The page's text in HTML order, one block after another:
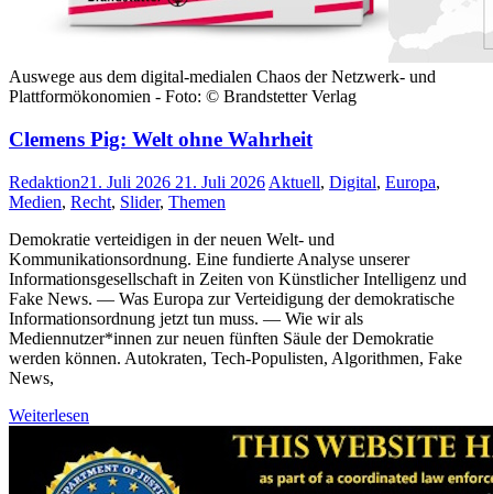
Auswege aus dem digital-medialen Chaos der Netzwerk- und
Plattformökonomien - Foto: © Brandstetter Verlag
Clemens Pig: Welt ohne Wahrheit
Redaktion21. Juli 2026 21. Juli 2026 Aktuell, Digital, Europa,
Medien, Recht, Slider, Themen
Demokratie verteidigen in der neuen Welt- und
Kommunikationsordnung. Eine fundierte Analyse unserer
Informationsgesellschaft in Zeiten von Künstlicher Intelligenz und
Fake News. — Was Europa zur Verteidigung der demokratische
Informationsordnung jetzt tun muss. — Wie wir als
Mediennutzer*innen zur neuen fünften Säule der Demokratie
werden können. Autokraten, Tech-Populisten, Algorithmen, Fake
News,
Weiterlesen